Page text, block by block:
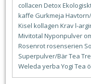
collacen Detox
kaffe Gurkmeja
Kisel kollagen Kravl-
Mivitotal Nyponpulver
Rosenrotrosenserien
Superpulver/BärTea
Weleda yerba Yogi Tea